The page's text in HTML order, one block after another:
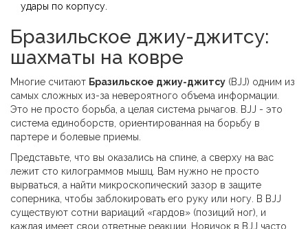
удары по корпусу.
Бразильское джиу-джитсу:
шахматы на ковре
Многие считают Бразильское джиу-джитсу (BJJ) одним из
самых сложных из-за невероятного объема информации.
Это не просто борьба, а целая система рычагов.
BJJ - это
система единоборств, ориентированная на борьбу в
партере и болевые приемы
Представьте, что вы оказались на спине, а сверху на вас
лежит сто килограммов мышц. Вам нужно не просто
вырваться, а найти микроскопический зазор в защите
соперника, чтобы заблокировать его руку или ногу. В BJJ
существуют сотни вариаций «гардов» (позиций ног), и
каждая имеет свои ответные реакции. Новичок в BJJ часто